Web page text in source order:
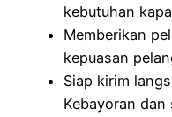
kebutuhan
Memberikan
kepuasan
Siap kirim
Kebayoran dan